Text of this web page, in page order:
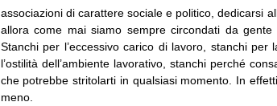
associazioni di carattere sociale e politico, dedicarsi
allora come mai siamo sempre circondati da
Stanchi per l’eccessivo carico di lavoro, stanchi
l’ostilità dell’ambiente lavorativo, stanchi perché
che potrebbe stritolarti in qualsiasi momento. In
meno.